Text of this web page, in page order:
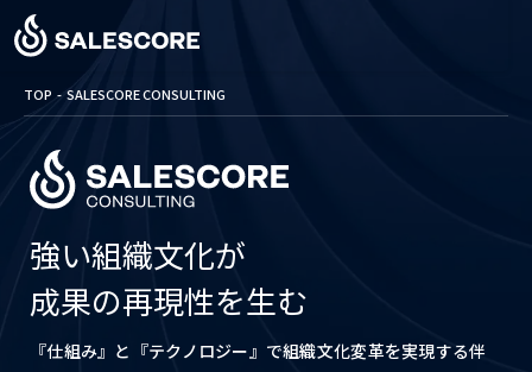
TOP SALESCORE CONSULTING
強い組織文化が
成果の再現性を生む
『仕組み』と『テクノロジー』で組織文化変革を実現する伴